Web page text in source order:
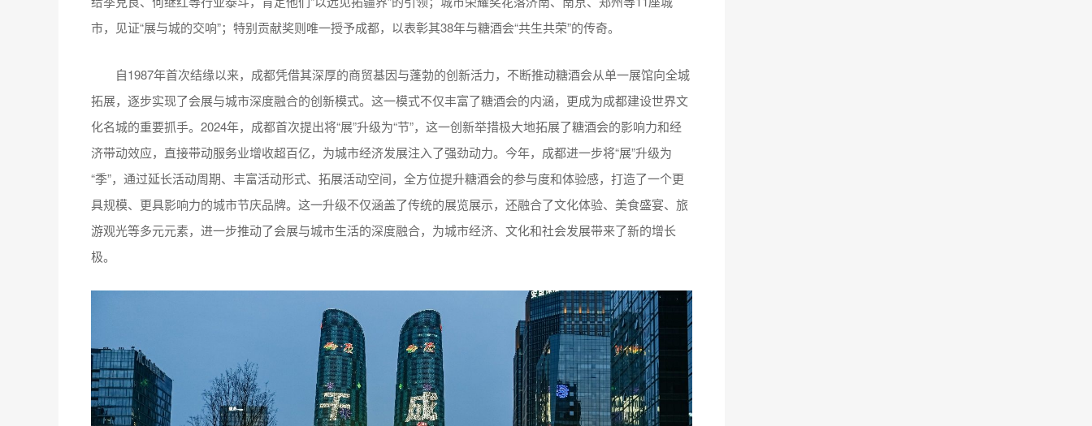
市，见证“展与城的交响”；特别贡献奖则唯一授予成都，以表彰其38年与糖酒会“共生共荣”的传奇。
自1987年首次结缘以来，成都凭借其深厚的商贸基因与蓬勃的创新活力，不断推动糖酒会从单一展馆向全城
拓展，逐步实现了会展与城市深度融合的创新模式。这一模式不仅丰富了糖酒会的内涵，更成为成都建设世界文
化名城的重要抓手。2024年，成都首次提出将“展”升级为“节”，这一创新举措极大地拓展了糖酒会的影响力和经
济带动效应，直接带动服务业增收超百亿，为城市经济发展注入了强劲动力。今年，成都进一步将“展”升级为
“季”，通过延长活动周期、丰富活动形式、拓展活动空间，全方位提升糖酒会的参与度和体验感，打造了一个更
具规模、更具影响力的城市节庆品牌。这一升级不仅涵盖了传统的展览展示，还融合了文化体验、美食盛宴、旅
游观光等多元元素，进一步推动了会展与城市生活的深度融合，为城市经济、文化和社会发展带来了新的增长
极。